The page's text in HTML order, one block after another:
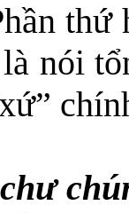
nói
ứ”